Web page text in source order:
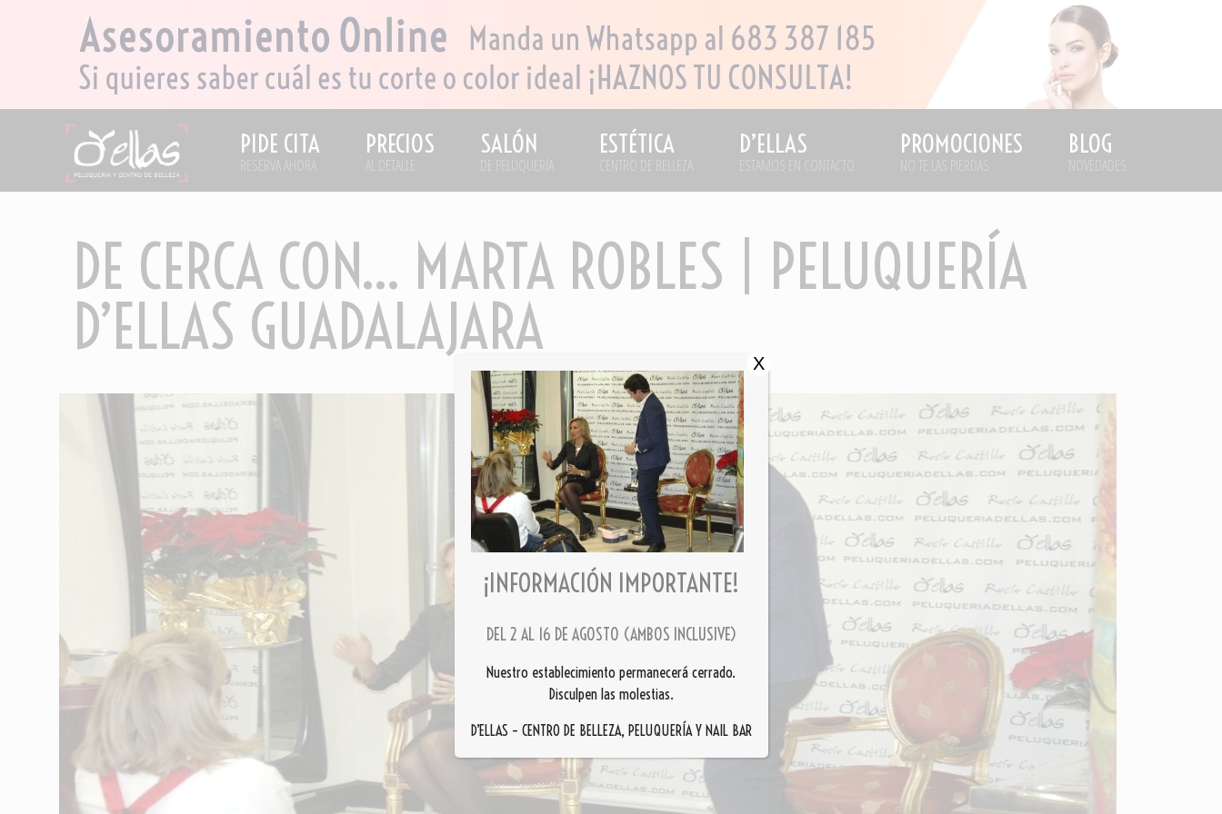
PIDE CITA
RESERVA AHORA
PRECIOS
AL DETALLE
SALÓN
DE PELUQUERÍA
ESTÉTICA
CENTRO DE BELLEZA
D’ELLAS
ESTAMOS EN CONTACTO
PROMOCIONES
NO TE LAS PIERDAS
BLOG
NOVEDADES
DE CERCA CON… MARTA ROBLES | PELUQUERÍA
D’ELLAS GUADALAJARA
¡INFORMACIÓN IMPORTANTE!
DEL 2 AL 16 DE AGOSTO (AMBOS INCLUSIVE)
Nuestro establecimiento permanecerá cerrado.
Disculpen las molestias.
D’ELLAS – CENTRO DE BELLEZA, PELUQUERÍA Y NAIL BAR
X